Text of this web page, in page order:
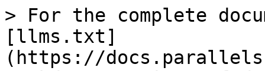
> For the complete
[llms.txt]
(https://